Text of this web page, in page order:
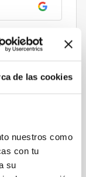
de las cookies
nuestros como
con tu
su
no seas
o